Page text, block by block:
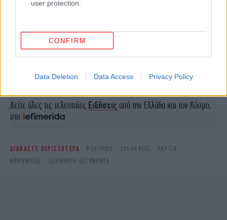
user protection.
CONFIRM
Data Deletion Data Access Privacy Policy
ΠΕΡΙΣΣΟΤΕΡΑ ΒΙΝΤΕΟ
Ακολουθήστε το στο Google News
και μάθετε
Δείτε όλες τις τελευταίες Ειδήσεις από την Ελλάδα και τον Κόσμο,
στο
ΔΙΑΒΑΣΤΕ ΠΕΡΙΣΣΟΤΕΡΑ ΡΈΘΥΜΝΟ ΣΥΛΛΉΨΕΙΣ
ΧΑΡΤΙΆ
ΚΟΡΩΝΟΪΌΣ
ΕΛΛΗΝΙΚΉ ΑΣΤΥΝΟΜΊΑ